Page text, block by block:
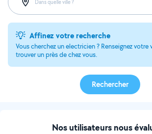
Dans quelle ville ?
Affinez votre recherche
Vous cherchez un electricien ? Renseignez votre
trouver un près de chez vous.
Rechercher
Nos utilisateurs nous